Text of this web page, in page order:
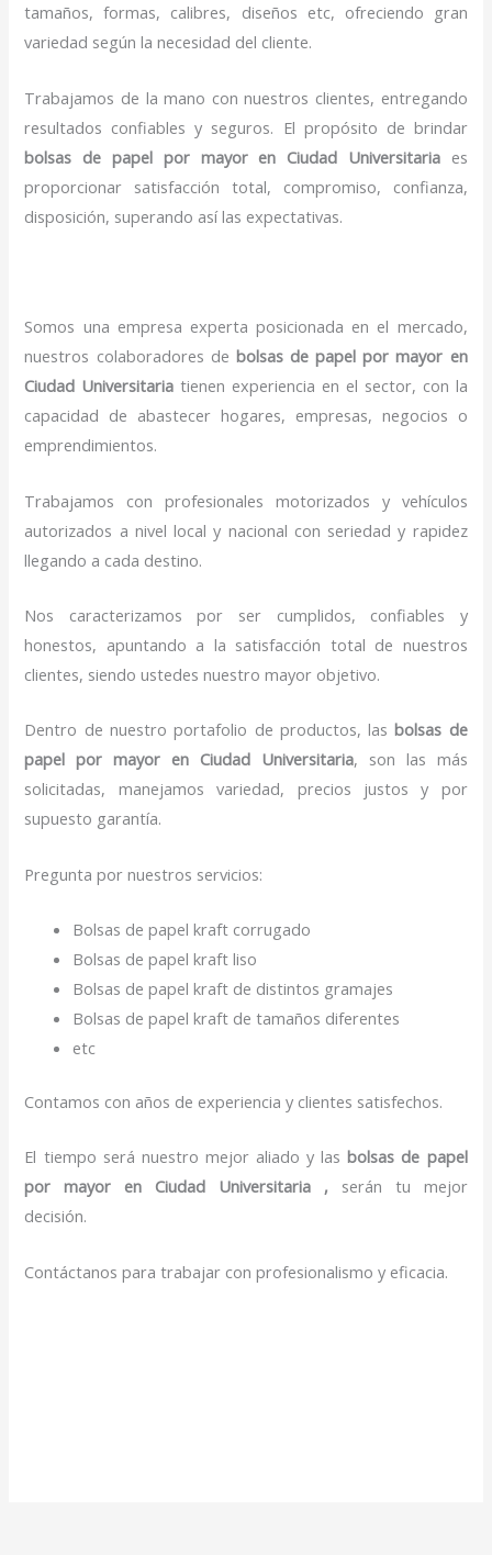
tamaños, formas, calibres, diseños etc, ofreciendo gran
variedad según la necesidad del cliente.
Trabajamos de la mano con nuestros clientes, entregando
resultados confiables y seguros. El propósito de brindar
bolsas de papel por mayor en Ciudad Universitariaes
proporcionar satisfacción total, compromiso, confianza,
disposición, superando así las expectativas.
Somos una empresa experta posicionada en el mercado,
nuestros colaboradores de bolsas de papel por mayor en
Ciudad Universitariatienen experiencia en el sector, con la
capacidad de abastecer hogares, empresas, negocios o
emprendimientos.
Trabajamos con profesionales motorizados y vehículos
autorizados a nivel local y nacional con seriedad y rapidez
llegando a cada destino.
Nos caracterizamos por ser cumplidos, confiables y
honestos, apuntando a la satisfacción total de nuestros
clientes, siendo ustedes nuestro mayor objetivo.
Dentro de nuestro portafolio de productos, lasbolsas de
papel por mayor en Ciudad Universitaria, son las más
solicitadas, manejamos variedad, precios justos y por
supuesto garantía.
Pregunta por nuestros servicios:
Bolsas de papel kraft corrugado
Bolsas de papel kraft liso
Bolsas de papel kraft de distintos gramajes
Bolsas de papel kraft de tamaños diferentes
etc
Contamos con años de experiencia y clientes satisfechos.
El tiempo será nuestro mejor aliado y lasbolsas de papel
por mayor en Ciudad Universitaria , serán tu mejor
decisión.
Contáctanos para trabajar con profesionalismo y eficacia.